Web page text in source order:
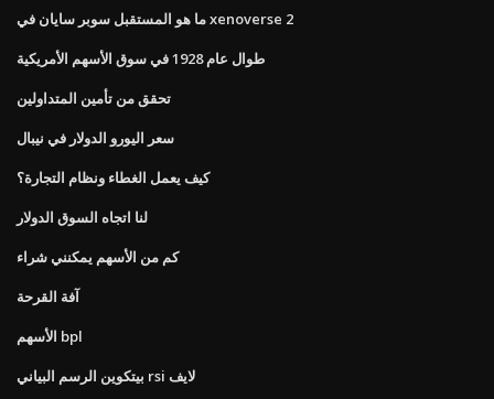
ما هو المستقبل سوبر سايان في xenoverse 2
طوال عام 1928 في سوق الأسهم الأمريكية
تحقق من تأمين المتداولين
سعر اليورو الدولار في نيبال
كيف يعمل الغطاء ونظام التجارة؟
لنا اتجاه السوق الدولار
كم من الأسهم يمكنني شراء
آفة القرحة
الأسهم bpl
بيتكوين الرسم البياني rsi لايف